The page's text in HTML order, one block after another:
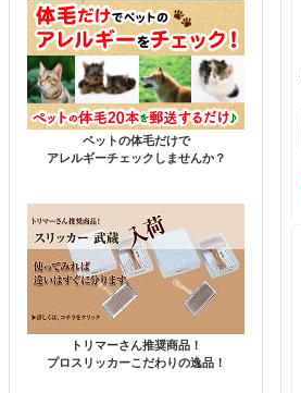
ペットの体毛だけで
アレルギーチェックしませんか？
トリマーさん推奨商品！
プロスリッカーこだわりの逸品！